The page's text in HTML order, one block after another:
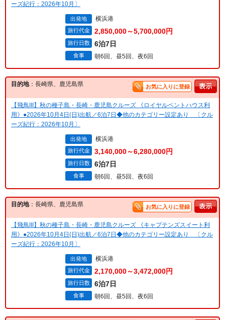
ーズ紀行：2026年10月〕
出発地 横浜港
旅行代金 2,850,000～5,700,000円
旅行日数 6泊7日
食事 朝6回、昼5回、夜6回
目的地：長崎県、鹿児島県 お気に入りに登録
【飛鳥III】秋の種子島・長崎・鹿児島クルーズ 《ロイヤルペントハウス利
用》●2026年10月4日(日)出航／6泊7日◆他のカテゴリー設定あり 〔クル
ーズ紀行：2026年10月〕
出発地 横浜港
旅行代金 3,140,000～6,280,000円
旅行日数 6泊7日
食事 朝6回、昼5回、夜6回
目的地：長崎県、鹿児島県 お気に入りに登録
【飛鳥III】秋の種子島・長崎・鹿児島クルーズ 《キャプテンズスイート利
用》●2026年10月4日(日)出航／6泊7日◆他のカテゴリー設定あり 〔クル
ーズ紀行：2026年10月〕
出発地 横浜港
旅行代金 2,170,000～3,472,000円
旅行日数 6泊7日
食事 朝6回、昼5回、夜6回